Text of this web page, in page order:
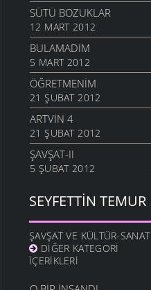
SÜTÜ BOZUKLAR
12 MART 2012
BULAMADIM
5 MART 2012
ÖĞRETMENIM
21 ŞUBAT 2012
ARTVIN 4
21 ŞUBAT 2012
ŞAVŞAT-II
5 ŞUBAT 2012
25 OCAK 2012
METINE
17 OCAK 2012
HALA OĞLU
SEYFETTIN TEMUR
ŞAVŞAT VE KÜLTÜR-SANAT
DIĞER KATEGORI
İÇERIKLERI